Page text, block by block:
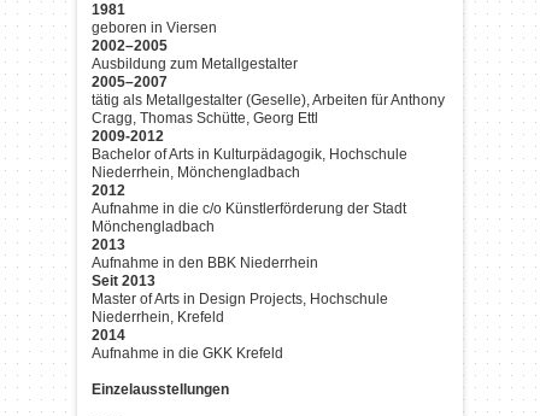
1981
geboren in Viersen
2002–2005
Ausbildung zum Metallgestalter
2005–2007
tätig als Metallgestalter (Geselle), Arbeiten für Anthony
Cragg, Thomas Schütte, Georg Ettl
2009-2012
Bachelor of Arts in Kulturpädagogik, Hochschule
Niederrhein, Mönchengladbach
2012
Aufnahme in die c/o Künstlerförderung der Stadt
Mönchengladbach
2013
Aufnahme in den BBK Niederrhein
Seit 2013
Master of Arts in Design Projects, Hochschule
Niederrhein, Krefeld
2014
Aufnahme in die GKK Krefeld
Einzelausstellungen